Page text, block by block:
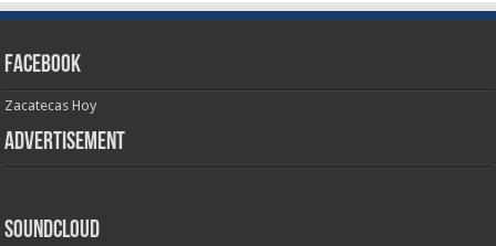
Facebook
Zacatecas Hoy
Advertisement
SoundCloud